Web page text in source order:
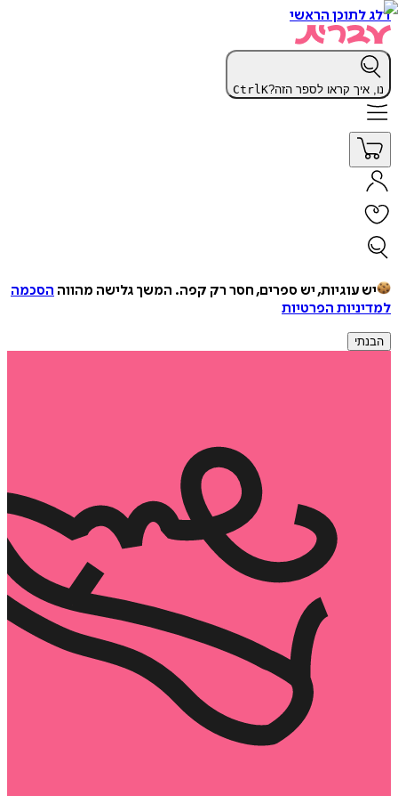
דלג לתוכן הראשי
נו, איך קראו לספר הזה? CtrlK
יש עוגיות, יש ספרים, חסר רק קפה. המשך גלישה מהווה הסכמה
למדיניות הפרטיות
הבנתי